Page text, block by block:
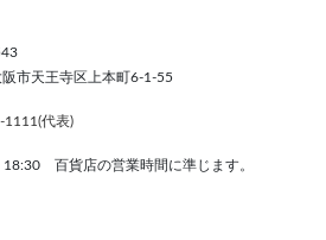
阪市天王寺区上本町6-1-55
代表)
18:30 百貨店の営業時間に準じます。